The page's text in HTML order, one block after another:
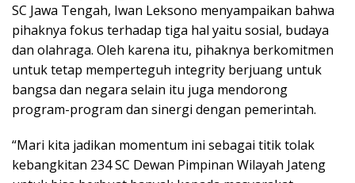
SC Jawa Tengah, Iwan Leksono menyampaikan bahwa
pihaknya fokus terhadap tiga hal yaitu sosial, budaya
dan olahraga. Oleh karena itu, pihaknya berkomitmen
untuk tetap memperteguh integrity berjuang untuk
bangsa dan negara selain itu juga mendorong
program-program dan sinergi dengan pemerintah.
“Mari kita jadikan momentum ini sebagai titik tolak
kebangkitan 234 SC Dewan Pimpinan Wilayah Jateng